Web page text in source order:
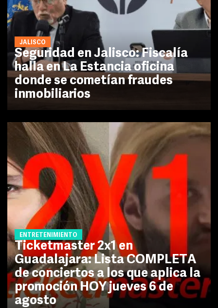
JALISCO
Seguridad en Jalisco: Fiscalía
halla en La Estancia oficina
donde se cometían fraudes
inmobiliarios
ENTRETENIMIENTO
Ticketmaster 2x1 en
Guadalajara: Lista COMPLETA
de conciertos a los que aplica la
promoción HOY jueves 6 de
agosto